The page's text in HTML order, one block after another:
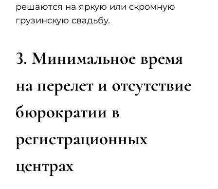
решаются на яркую или скромную
грузинскую свадьбу.
3. Минимальное время
на перелет и отсутствие
бюрократии в
регистрационных
центрах